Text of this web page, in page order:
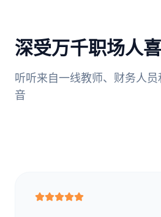
深受万千职场人
听听来自一线教师、财务人
音